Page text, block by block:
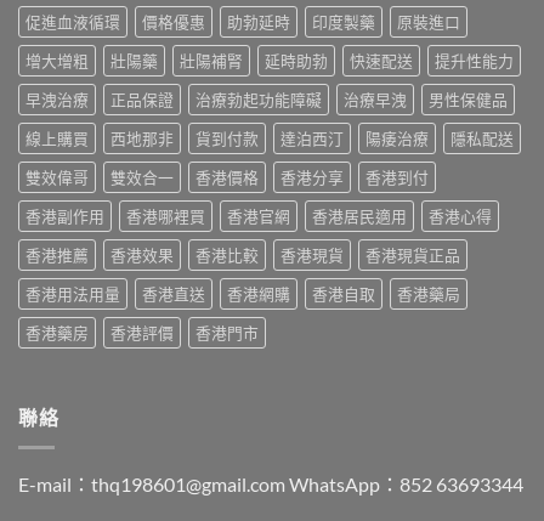
貨
分
辨
與
購
買
指
南〉
中
划
算？
POXET-
60
與
原
廠
比
較
及
正
貨
分
辨
指
南〉
中
邊
度
買
最
抵？
Super
Tadarise
雙
效
片
效
果
與
選
購
指
南〉
推
薦
2026：
香
港
男
士
必
睇
的
印
度
仿
製
藥
選
購
促進血液循環 價格優惠 助勃延時 印度製藥
原裝進口
增大增粗
壯陽藥 壯陽補腎 延時助勃 快速配送
提升性能力
早洩治療
正品保證 治療勃起功能障礙 治療早洩
男性保健品
線上購買
西地那非 貨到付款 達泊西汀 陽痿治療
隱私配送
雙效偉哥
雙效合一 香港價格 香港分享
香港到付
香港副作用
香港哪裡買 香港官網 香港居民適用
香港心得
香港推薦
香港效果 香港比較 香港現貨
香港現貨正品
香港用法用量
香港直送 香港網購 香港自取
香港藥局
香港藥房
香港評價 香港門市
聯絡
E-mail： thq198601@gmail.com WhatsApp：852 63693344